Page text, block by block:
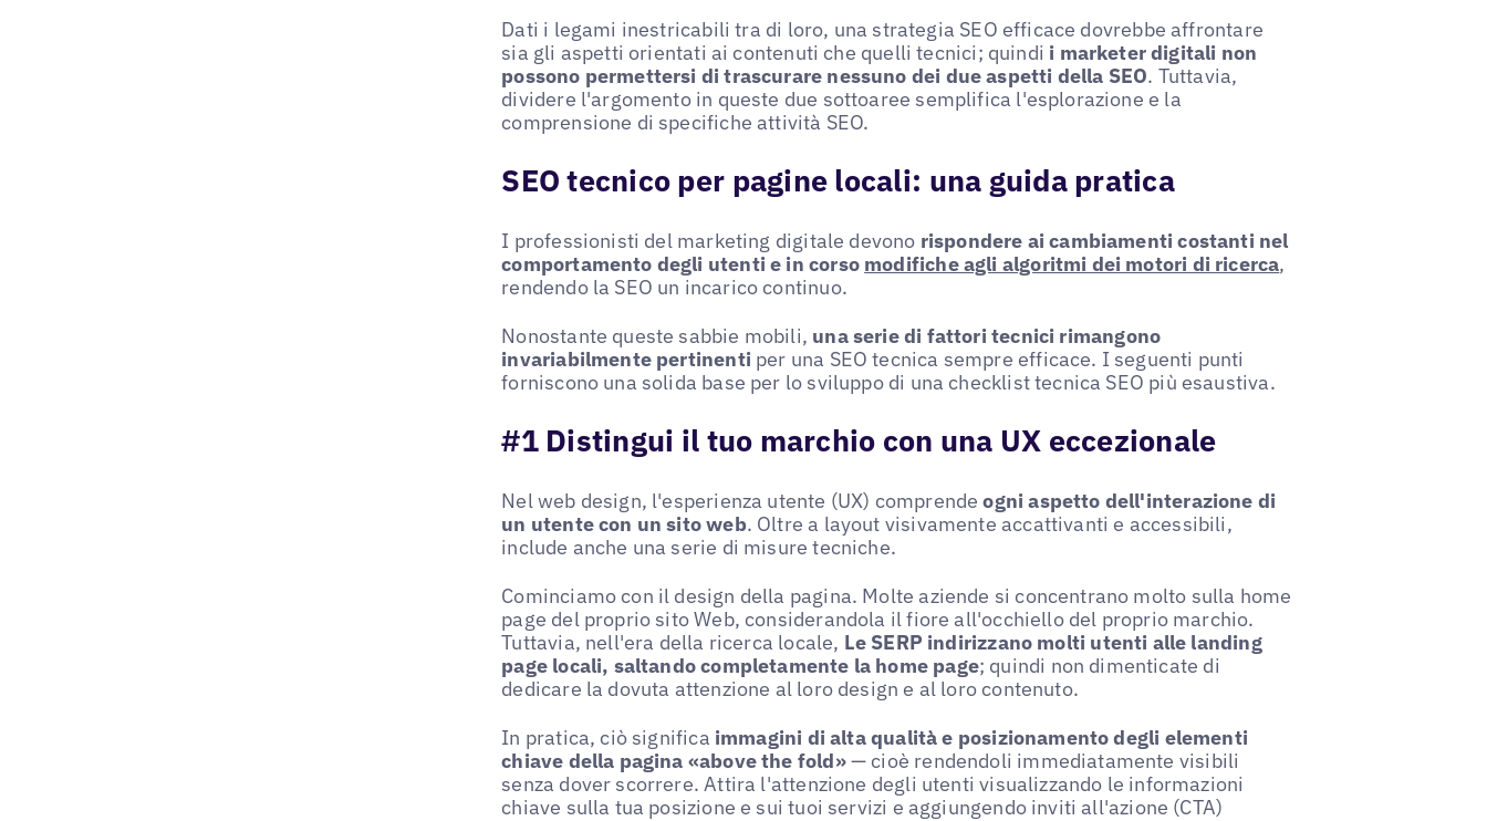
Dati i legami inestricabili tra di loro, una strategia SEO efficace dovrebbe affrontare
sia gli aspetti orientati ai contenuti che quelli tecnici; quindi i marketer digitali non
possono permettersi di trascurare nessuno dei due aspetti della SEO. Tuttavia,
dividere l'argomento in queste due sottoaree semplifica l'esplorazione e la
comprensione di specifiche attività SEO.
SEO tecnico per pagine locali: una guida pratica
I professionisti del marketing digitale devono rispondere ai cambiamenti costanti nel
comportamento degli utenti e in corso modifiche agli algoritmi dei motori di ricerca,
rendendo la SEO un incarico continuo.
Nonostante queste sabbie mobili, una serie di fattori tecnici rimangono
invariabilmente pertinenti per una SEO tecnica sempre efficace. I seguenti punti
forniscono una solida base per lo sviluppo di una checklist tecnica SEO più esaustiva.
#1 Distingui il tuo marchio con una UX eccezionale
Nel web design, l'esperienza utente (UX) comprende ogni aspetto dell'interazione di
un utente con un sito web. Oltre a layout visivamente accattivanti e accessibili,
include anche una serie di misure tecniche.
Cominciamo con il design della pagina. Molte aziende si concentrano molto sulla home
page del proprio sito Web, considerandola il fiore all'occhiello del proprio marchio.
Tuttavia, nell'era della ricerca locale, Le SERP indirizzano molti utenti alle landing
page locali, saltando completamente la home page; quindi non dimenticate di
dedicare la dovuta attenzione al loro design e al loro contenuto.
In pratica, ciò significa immagini di alta qualità e posizionamento degli elementi
chiave della pagina «above the fold»— cioè rendendoli immediatamente visibili
senza dover scorrere. Attira l'attenzione degli utenti visualizzando le informazioni
chiave sulla tua posizione e sui tuoi servizi e aggiungendo inviti all'azione (CTA)